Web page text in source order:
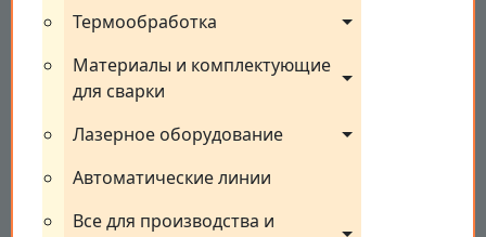
Термообработка
Материалы и комплектующие
для сварки
Лазерное оборудование
Автоматические линии
Все для производства и